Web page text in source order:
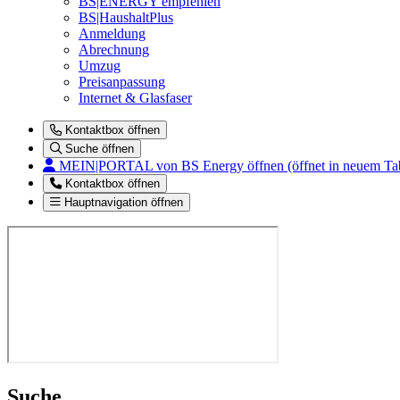
BS|HaushaltPlus
Anmeldung
Abrechnung
Umzug
Preisanpassung
Internet & Glasfaser
Kontaktbox öffnen
Suche öffnen
MEIN|PORTAL von BS Energy öffnen (öffnet in neuem
Kontaktbox öffnen
Hauptnavigation öffnen